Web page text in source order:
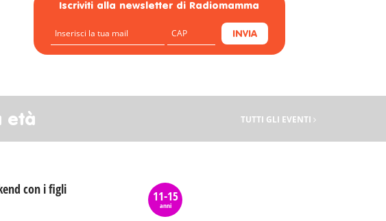
Iscriviti alla newsletter di Radiomamma
INVIA
età TUTTI GLI EVENTI
con i figli 11-15
anni